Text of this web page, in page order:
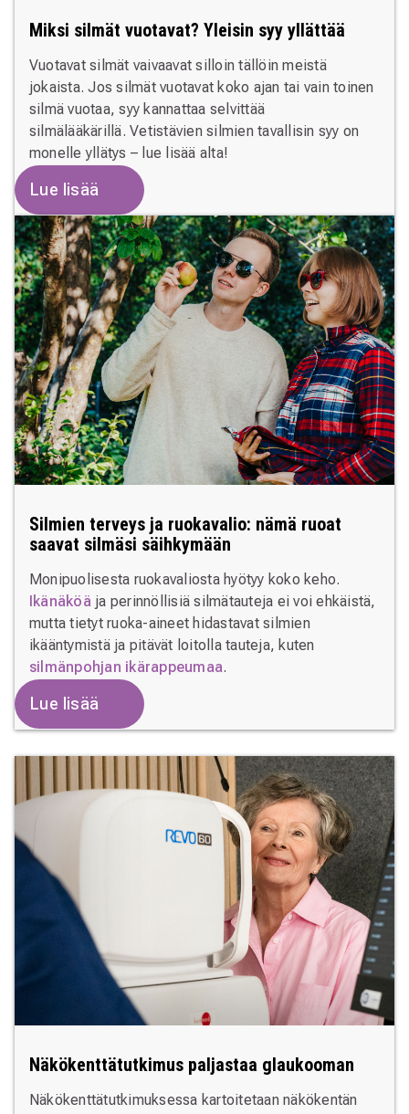
Miksi silmät vuotavat? Yleisin syy yllättää
Vuotavat silmät vaivaavat silloin tällöin meistä
jokaista. Jos silmät vuotavat koko ajan tai vain toinen
silmä vuotaa, syy kannattaa selvittää
silmälääkärillä. Vetistävien silmien tavallisin syy on
monelle yllätys – lue lisää alta!
Lue lisää
Silmien terveys ja ruokavalio: nämä ruoat
saavat silmäsi säihkymään
Monipuolisesta ruokavaliosta hyötyy koko keho.
Ikänäköä ja perinnöllisiä silmätauteja ei voi ehkäistä,
mutta tietyt ruoka-aineet hidastavat silmien
ikääntymistä ja pitävät loitolla tauteja, kuten
silmänpohjan ikärappeumaa.
Lue lisää
Näkökenttätutkimus paljastaa glaukooman
Näkökenttätutkimuksessa kartoitetaan näkökentän